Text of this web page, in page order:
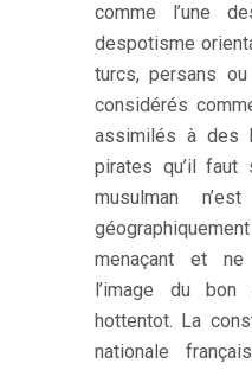
comme l’une
despotisme
turcs, persans
considérés
assimilés à des
pirates qu’il faut
musulman
menaçant et
l’image du bon
hottentot. La
nationale